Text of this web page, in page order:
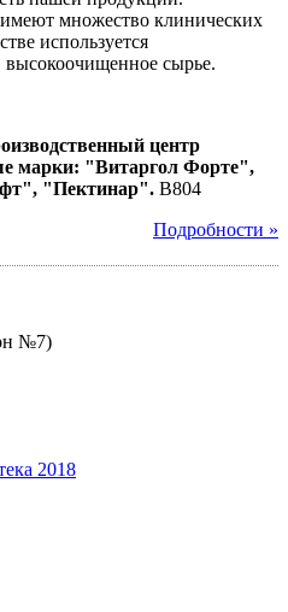
множество клинических
используется
высокоочищенное сырье.
центр
"Витаргол Форте",
"Пектинар". B804
Подробности »
№7)
2018